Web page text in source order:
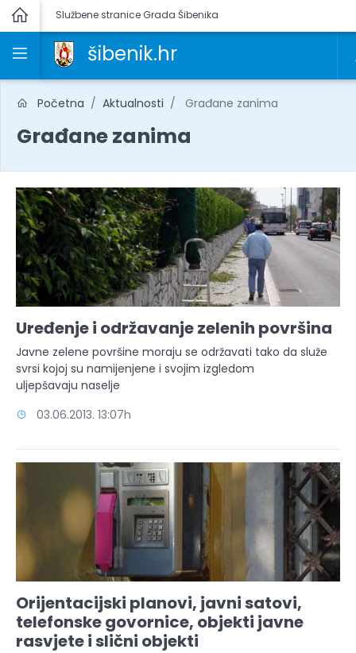
Službene stranice Grada Šibenika
šibenik.hr
Početna Aktualnosti Građane zanima
Građane zanima
Uređenje i održavanje zelenih površina
Javne zelene površine moraju se održavati tako da služe
svrsi kojoj su namijenjene i svojim izgledom
uljepšavaju naselje
03.06.2013. 13:07h
Orijentacijski planovi, javni satovi,
telefonske govornice, objekti javne
rasvjete i slični objekti